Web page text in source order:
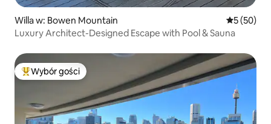
Willa w: Bowen Mountain Średnia
5 (50)
Luxury Architect-Designed Escape with Pool & Sauna
Najpopularniejsze z kategorii Wybór gości
Wybór gości